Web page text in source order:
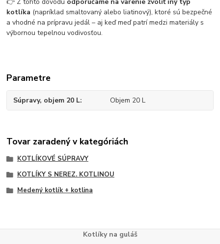
kotlíka (napríklad smaltovaný alebo liatinový), ktoré sú bezpečné
a vhodné na prípravu jedál – aj keď meď patrí medzi materiály s
výbornou tepelnou vodivosťou.
Parametre
Súpravy, objem 20 L Objem 20 L
Tovar zaradený v kategóriách
KOTLÍKOVÉ SÚPRAVY
KOTLÍKY S NEREZ. KOTLINOU
Medený kotlík + kotlina
Kotlíky na guláš